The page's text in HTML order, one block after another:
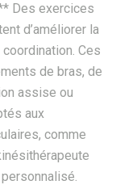
Des exercices
d’améliorer la
Ces
de bras, de
assise ou
aux
comme